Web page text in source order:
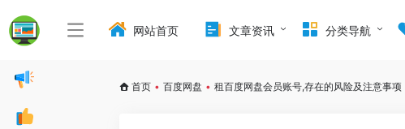
网站首页 文章资讯 分类导航
首页 • 百度网盘 • 租百度网盘会员账号,存在的风险及注意事项